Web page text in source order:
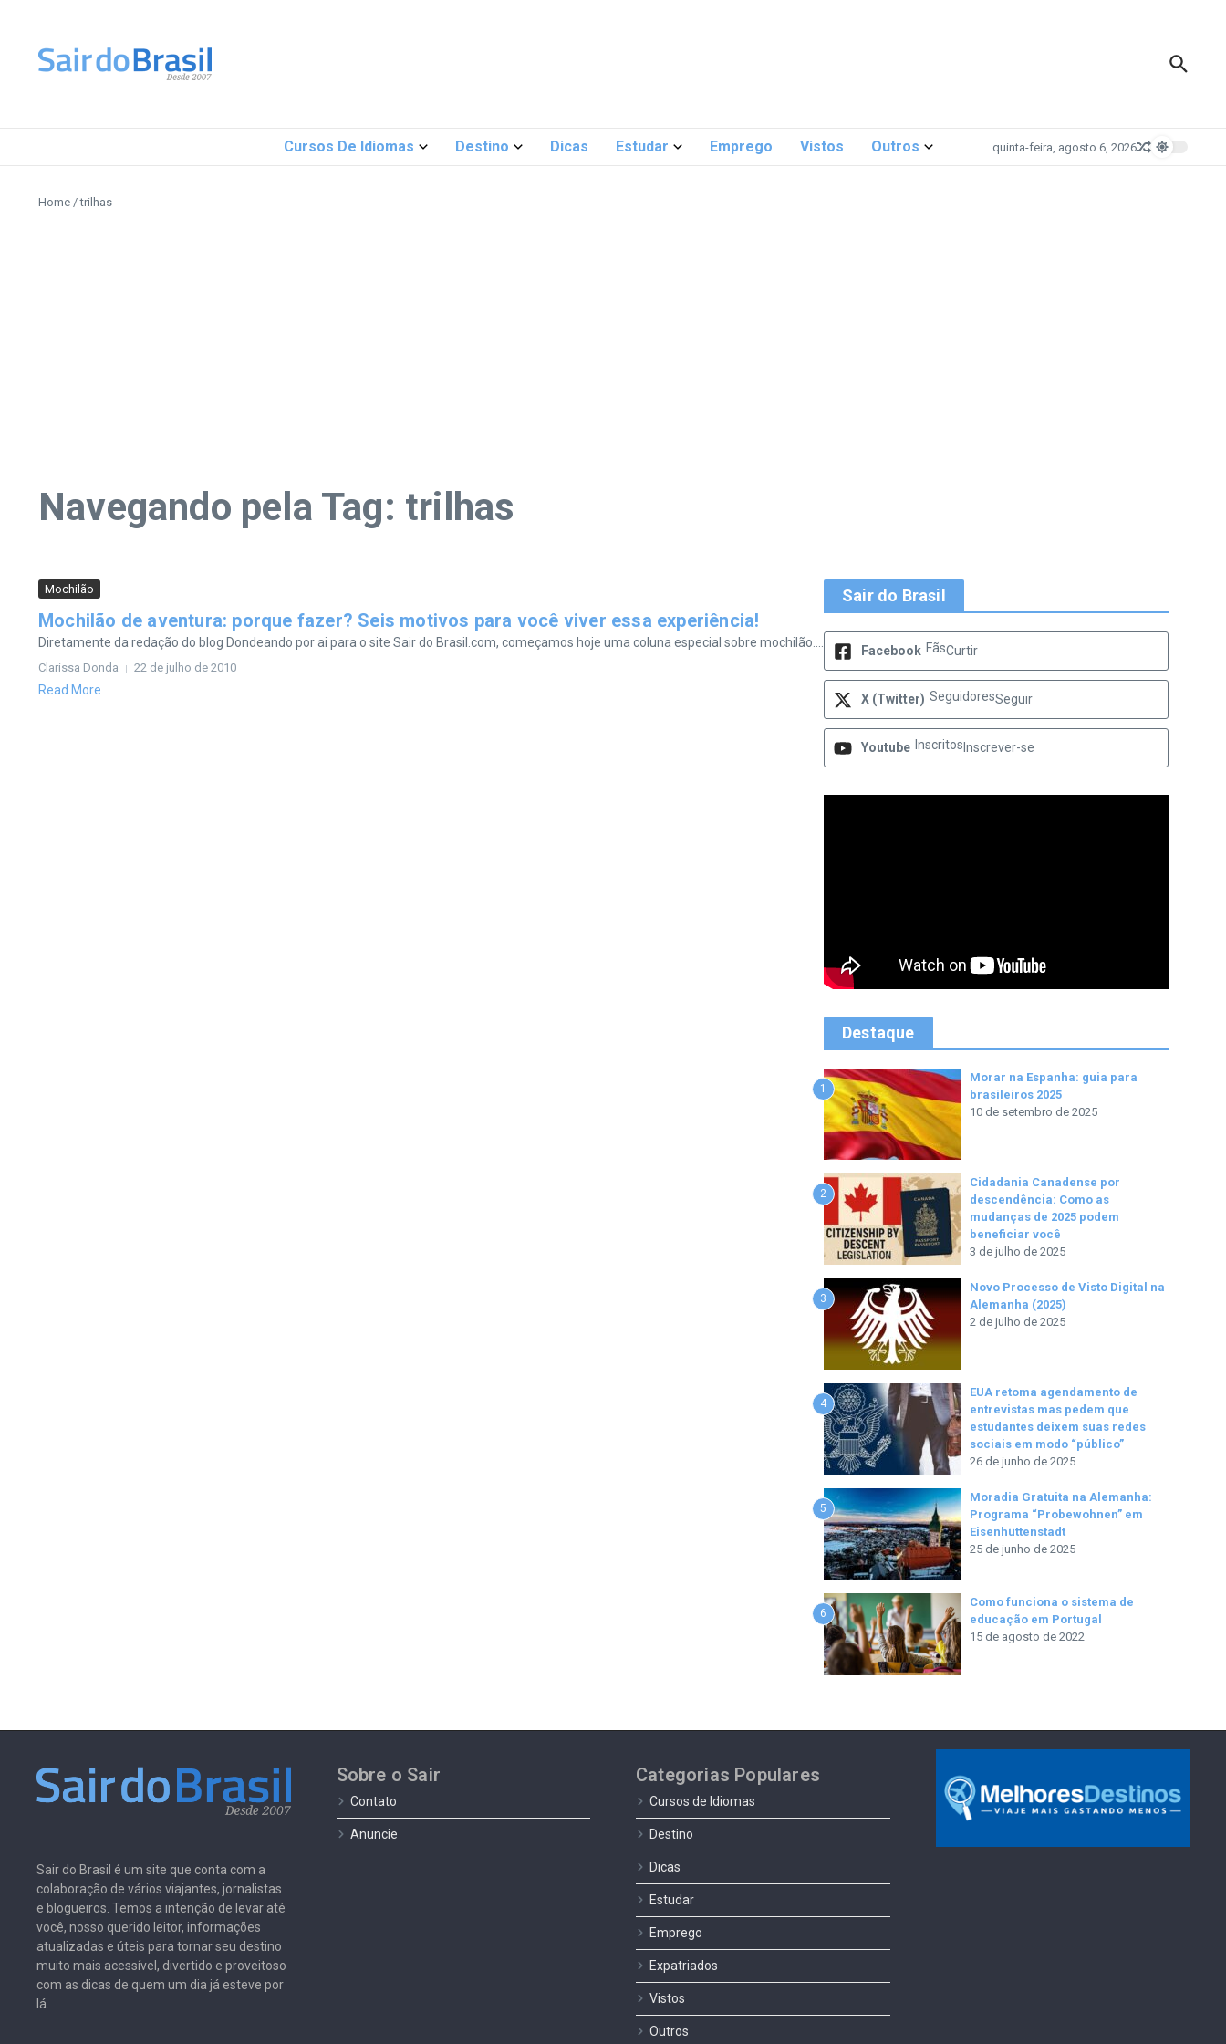
Cursos De Idiomas Destino Dicas Estudar Emprego Vistos Outros quinta-feira, agosto 6, 2026
Home /trilhas
Navegando pela Tag: trilhas
Mochilão
Mochilão de aventura: porque fazer? Seis motivos para você viver essa experiência!
Diretamente da redação do blog Dondeando por ai para o site Sair do Brasil.com, começamos hoje uma coluna especial sobre mochilão....
Clarissa Donda 22 de julho de 2010
Read More
Sair do Brasil
Facebook FãsCurtir
X (Twitter) SeguidoresSeguir
Youtube Inscritos Inscrever-se
Destaque
1
Morar na Espanha: guia para
brasileiros 2025
10 de setembro de 2025
2
Cidadania Canadense por
descendência: Como as
mudanças de 2025 podem
beneficiar você
3 de julho de 2025
3
Novo Processo de Visto Digital na
Alemanha (2025)
2 de julho de 2025
4
EUA retoma agendamento de
entrevistas mas pedem que
estudantes deixem suas redes
sociais em modo “público”
26 de junho de 2025
5
Moradia Gratuita na Alemanha:
Programa “Probewohnen” em
Eisenhüttenstadt
25 de junho de 2025
6
Como funciona o sistema de
educação em Portugal
15 de agosto de 2022
Sair do Brasil é um site que conta com a
colaboração de vários viajantes, jornalistas
e blogueiros. Temos a intenção de levar até
você, nosso querido leitor, informações
atualizadas e úteis para tornar seu destino
muito mais acessível, divertido e proveitoso
com as dicas de quem um dia já esteve por
lá.
Sobre o Sair
Contato
Anuncie
Categorias Populares
Cursos de Idiomas
Destino
Dicas
Estudar
Emprego
Expatriados
Vistos
Outros